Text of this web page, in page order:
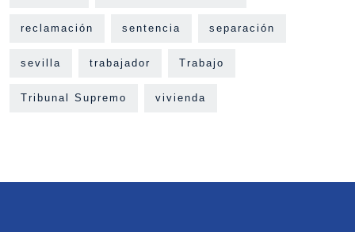
reclamación sentencia separación
sevilla trabajador Trabajo
Tribunal Supremo vivienda